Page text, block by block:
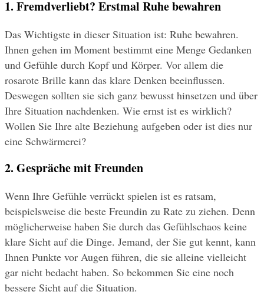
1. Fremdverliebt? Erstmal Ruhe bewahren
Das Wichtigste in dieser Situation ist: Ruhe bewahren.
Ihnen gehen im Moment bestimmt eine Menge Gedanken
und Gefühle durch Kopf und Körper. Vor allem die
rosarote Brille kann das klare Denken beeinflussen.
Deswegen sollten sie sich ganz bewusst hinsetzen und über
Ihre Situation nachdenken. Wie ernst ist es wirklich?
Wollen Sie Ihre alte Beziehung aufgeben oder ist dies nur
eine Schwärmerei?
2. Gespräche mit Freunden
Wenn Ihre Gefühle verrückt spielen ist es ratsam,
beispielsweise die beste Freundin zu Rate zu ziehen. Denn
möglicherweise haben Sie durch das Gefühlschaos keine
klare Sicht auf die Dinge. Jemand, der Sie gut kennt, kann
Ihnen Punkte vor Augen führen, die sie alleine vielleicht
gar nicht bedacht haben. So bekommen Sie eine noch
bessere Sicht auf die Situation.